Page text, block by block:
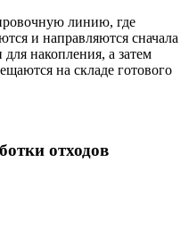
линию, где
и направляются сначала
накопления, а затем
на складе готового
отходов